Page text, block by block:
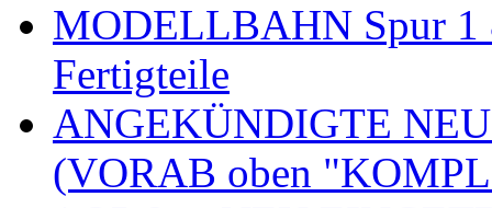
MODELLBAHN Spur 1
Fertigteile
ANGEKÜNDIGTE
(VORAB oben